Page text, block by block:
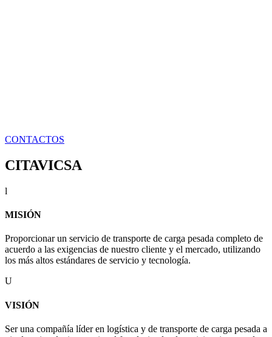
CONTACTOS
CITAVICSA
l
MISIÓN
Proporcionar un servicio de transporte de carga pesada completo de
acuerdo a las exigencias de nuestro cliente y el mercado, utilizando
los más altos estándares de servicio y tecnología.
U
VISIÓN
Ser una compañía líder en logística y de transporte de carga pesada a